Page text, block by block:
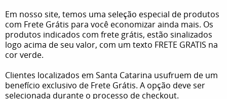
Em nosso site, temos uma seleção especial de produtos
com Frete Grátis para você economizar ainda mais. Os
produtos indicados com frete grátis, estão sinalizados
logo acima de seu valor, com um texto FRETE GRATIS na
cor verde.
Clientes localizados em Santa Catarina usufruem de um
benefício exclusivo de Frete Grátis. A opção deve ser
selecionada durante o processo de checkout.